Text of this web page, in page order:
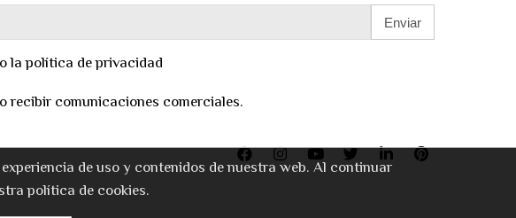
Enviar
la política de privacidad
recibir comunicaciones comerciales.
de uso y contenidos de nuestra web. Al continuar
política de cookies.